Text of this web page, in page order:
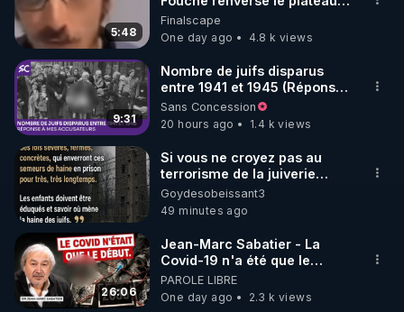
5:48
de CNews !
Finalscape
One day ago
4.8 k views
9:31
Nombre de juifs disparus
entre 1941 et 1945 (Réponse
à mes accusateurs)
Sans Concession
20 hours ago
1.4 k views
Si vous ne croyez pas au
terrorisme de la juiverie
depuis 1945 (et bien avant) ,
de nouvelles lois qui
protègent le mensonge
depuis cette époque vous
puniront sévèrement et vos
enfants seront encore plus
endoctrinés que vos parents.
Ce n'est pas de ma faute si
Goydesobeissant3
49 minutes ago
26:06
Jean-Marc Sabatier - La
Covid-19 n'a été que le
début - L'ARNm & l'ARNm-aa
jusqu où auront-t-il ?
PAROLE LIBRE
One day ago
2.3 k views